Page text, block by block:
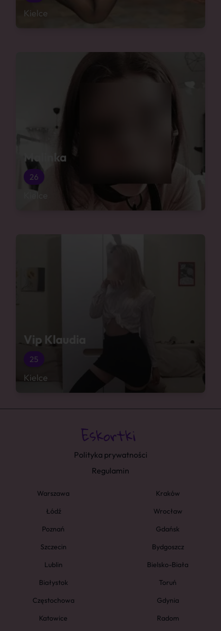
Kielce
Malinka
26
Vip Klaudia
25
Kielce
Polityka prywatności
Regulamin
Warszawa
Kraków
Łódź
Wrocław
Poznań
Gdańsk
Szczecin
Bydgoszcz
Lublin
Bielsko-Biała
Białystok
Toruń
Częstochowa
Gdynia
Katowice
Radom